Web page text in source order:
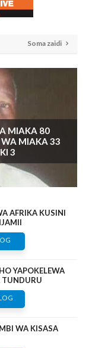
Soma zaidi
MIAKA 80
WA MIAKA 33
3
AFRIKA KUSINI
YAPOKELEWA
TUNDURU
WA KISASA